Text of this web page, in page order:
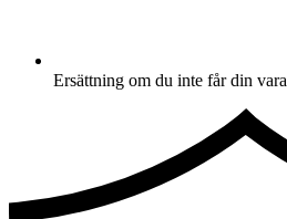
Ersättning om du inte får din vara